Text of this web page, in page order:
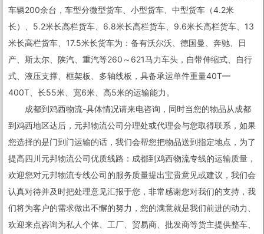
车辆200余台，车型分微型货车、小型货车、中型货车（4.2米
长）、5.2米长高栏货车、6.8米长高栏货车、9.6米长高栏货车、13
米长高栏货车、17.5米长货车为：备有沃尔沃、德国曼、奔驰、日
产、斯太尔、陕汽、重汽等260～621马力车头，自带伸缩式、自行
式、液压支撑、框架板、多轴线板，具备承运单件重量40T—
400T、长55米、宽6米、高5米的运输能力。
成都到鸡西物流-具体情况请来电咨询，同时当您的物品从成都
到鸡西地区达后，元邦物流公司分理处或代理会与您取得联系，如果
您选择的是门到门运输的话，我们会帮您把物品送到指定地点，为了
提高四川元邦物流公司优质线路：成都到鸡西物流专线的运输质量，
欢迎您对元邦物流专线公司的服务质量提出宝贵意见或建议，我们会
认真对待并及时把处理意见汇报于您，非常感谢您对我们的支持，我
们将为客户的需求做出不懈的努力，您的满意就是我们前进的动力、
欢迎来点咨询为私人个体、工厂、贸易商、批发商等货主提供整车、